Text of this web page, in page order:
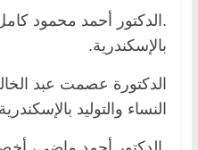
.الدكتور أحمد محمود
بالإسكندرية.
الدكتورة عصمت عبد
النساء والتوليد